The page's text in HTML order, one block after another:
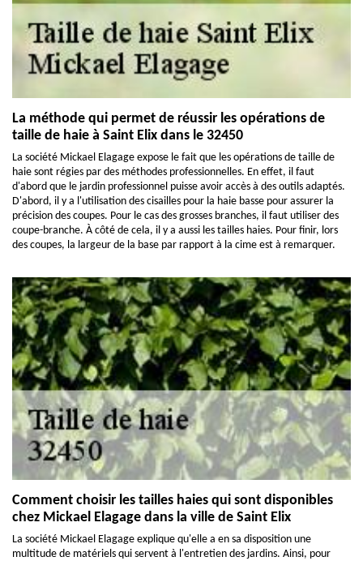
La méthode qui permet de réussir les opérations de
taille de haie à Saint Elix dans le 32450
La société Mickael Elagage expose le fait que les opérations de taille de
haie sont régies par des méthodes professionnelles. En effet, il faut
d'abord que le jardin professionnel puisse avoir accès à des outils adaptés.
D'abord, il y a l'utilisation des cisailles pour la haie basse pour assurer la
précision des coupes. Pour le cas des grosses branches, il faut utiliser des
coupe-branche. À côté de cela, il y a aussi les tailles haies. Pour finir, lors
des coupes, la largeur de la base par rapport à la cime est à remarquer.
Comment choisir les tailles haies qui sont disponibles
chez Mickael Elagage dans la ville de Saint Elix
La société Mickael Elagage explique qu'elle a en sa disposition une
multitude de matériels qui servent à l'entretien des jardins. Ainsi, pour